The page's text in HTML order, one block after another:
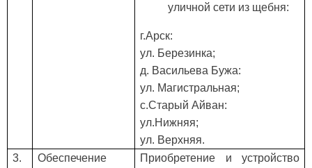
уличной сети из щебня:
г.Арск:
ул. Березинка;
д. Васильева Бужа:
ул. Магистральная;
с.Старый Айван:
ул.Нижняя;
ул. Верхняя.
3.
Обеспечение
Приобретение и устройство